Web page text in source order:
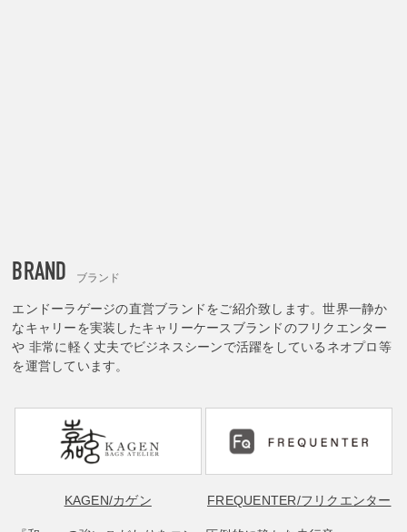
BRAND ブランド
エンドーラゲージの直営ブランドをご紹介致します。世界一静か
なキャリーを実装したキャリーケースブランドのフリクエンター
や 非常に軽く丈夫でビジネスシーンで活躍をしているネオプロ等
を運営しています。
KAGEN/カゲン FREQUENTER/フリクエンター